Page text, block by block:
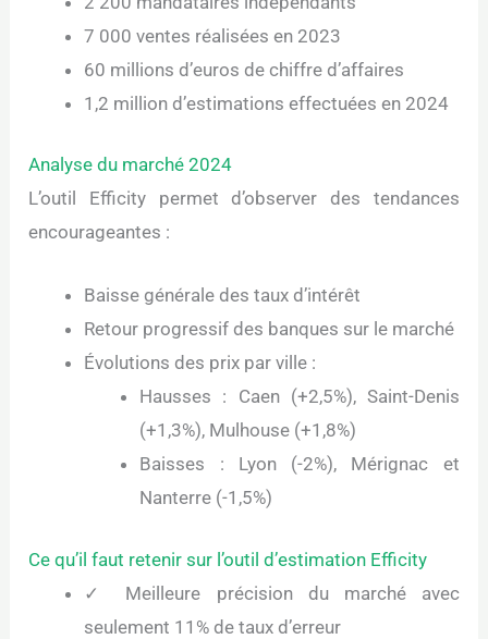
7 000 ventes réalisées en 2023
60 millions d’euros de chiffre d’affaires
1,2 million d’estimations effectuées en 2024
Analyse du marché 2024
L’outil Efficity permet d’observer des tendances
encourageantes :
Baisse générale des taux d’intérêt
Retour progressif des banques sur le marché
Évolutions des prix par ville :
Hausses : Caen (+2,5%), Saint-Denis
(+1,3%), Mulhouse (+1,8%)
Baisses : Lyon (-2%), Mérignac et
Nanterre (-1,5%)
Ce qu’il faut retenir sur l’outil d’estimation Efficity
✓ Meilleure précision du marché avec
seulement 11% de taux d’erreur